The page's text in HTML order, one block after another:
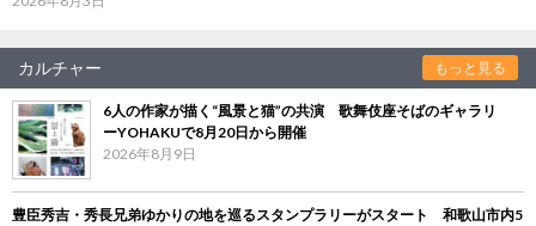
カルチャー もっと見る
6人の作家が描く“風景と猫”の共演 歌舞伎座そばのギャラリ
ーYOHAKUで8月20日から開催
2026年8月9日
豊臣秀吉・秀長兄弟ゆかりの地を巡るスタンプラリーがスタート 和歌山市内5